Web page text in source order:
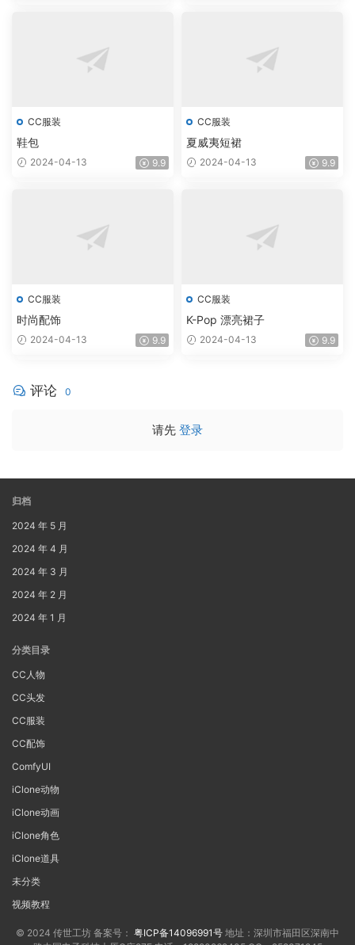
CC服装
鞋包
2024-04-13 9.9
CC服装
夏威夷短裙
2024-04-13 9.9
CC服装
时尚配饰
2024-04-13 9.9
CC服装
K-Pop 漂亮裙子
2024-04-13 9.9
评论 0
请先 登录
归档
2024 年 5 月
2024 年 4 月
2024 年 3 月
2024 年 2 月
2024 年 1 月
分类目录
CC人物
CC头发
CC服装
CC配饰
ComfyUI
iClone动物
iClone动画
iClone角色
iClone道具
未分类
视频教程
© 2024 传世工坊 备案号： 粤ICP备14096991号 地址：深圳市福田区深南中